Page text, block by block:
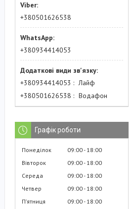
+380501626538
+380934414053
+380934414053
Лайф
+380501626538
Водафон
Графік роботи
Понеділок 09:00 18:00
Вівторок
09:00 18:00
Середа
09:00 18:00
Четвер
09:00 18:00
Пʼятниця
09:00 18:00